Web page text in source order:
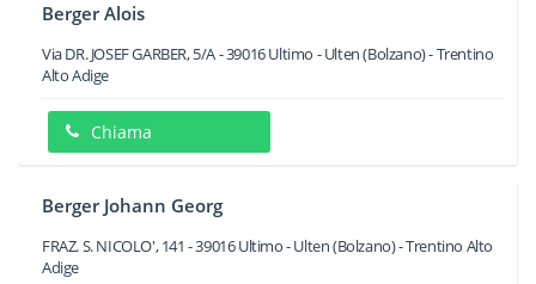
Berger Alois
Via DR. JOSEF GARBER, 5/A-39016Ultimo - Ulten(Bolzano) -Trentino
Alto Adige
Chiama
Berger Johann Georg
FRAZ. S. NICOLO', 141 -39016Ultimo - Ulten(Bolzano) -Trentino Alto
Adige